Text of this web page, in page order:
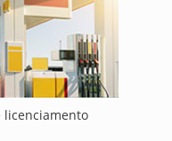
licenciamento